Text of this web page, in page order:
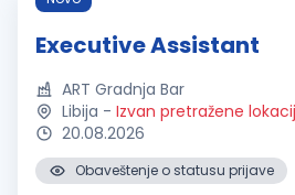
Executive Assistant
ART Gradnja Bar
Libija - Izvan pretražene
20.08.2026
Obaveštenje o statusu prijave